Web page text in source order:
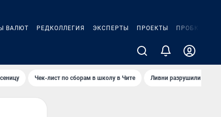
ВАЛЮТ РЕДКОЛЛЕГИЯ ЭКСПЕРТЫ ПРОЕКТЫ ПРОБКИ
Чек-лист по сборам в школу в Чите Ливни разрушили